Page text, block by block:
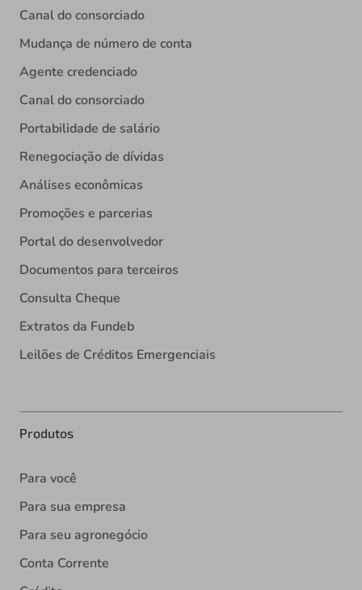
Canal do consorciado
Mudança de número de conta
Agente credenciado
Canal do consorciado
Portabilidade de salário
Renegociação de dívidas
Análises econômicas
Promoções e parcerias
Portal do desenvolvedor
Documentos para terceiros
Consulta Cheque
Extratos da Fundeb
Leilões de Créditos Emergenciais
Produtos
Para você
Para sua empresa
Para seu agronegócio
Conta Corrente